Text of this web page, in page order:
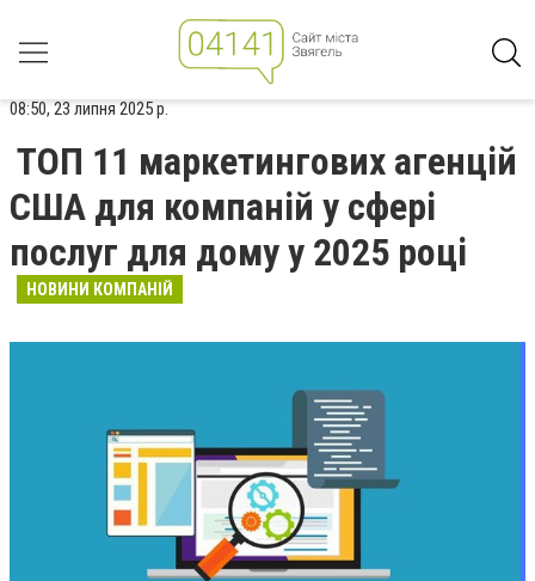
08:50, 23 липня 2025 р.
ТОП 11 маркетингових агенцій
США для компаній у сфері
послуг для дому у 2025 році
НОВИНИ КОМПАНІЙ